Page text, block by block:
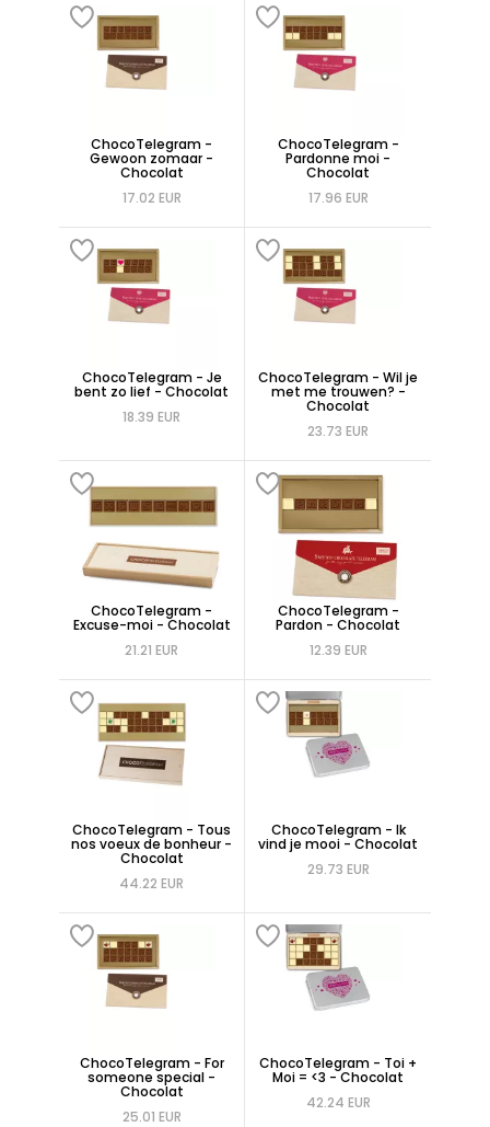
ChocoTelegram -
Gewoon zomaar -
Chocolat
17.02 EUR
ChocoTelegram -
Pardonne moi -
Chocolat
17.96 EUR
ChocoTelegram - Je
bent zo lief - Chocolat
18.39 EUR
ChocoTelegram - Wil je
met me trouwen? -
Chocolat
23.73 EUR
ChocoTelegram -
Excuse-moi - Chocolat
21.21 EUR
ChocoTelegram -
Pardon - Chocolat
12.39 EUR
ChocoTelegram - Tous
nos voeux de bonheur -
Chocolat
44.22 EUR
ChocoTelegram - Ik
vind je mooi - Chocolat
29.73 EUR
ChocoTelegram - For
someone special -
Chocolat
25.01 EUR
ChocoTelegram - Toi +
Moi = <3 - Chocolat
42.24 EUR